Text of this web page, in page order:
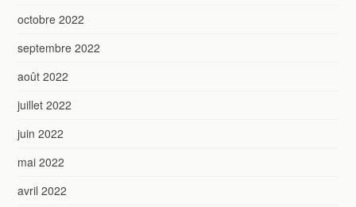
octobre 2022
septembre 2022
août 2022
juillet 2022
juin 2022
mai 2022
avril 2022